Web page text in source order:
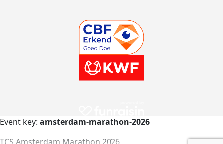
Event key: amsterdam-marathon-2026
TCS Amsterdam Marathon 2026